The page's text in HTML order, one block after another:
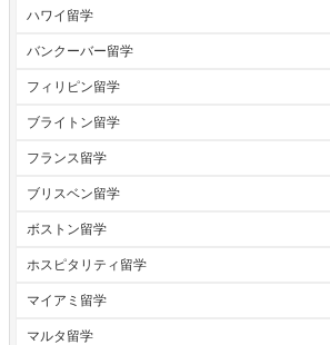
ハワイ留学
バンクーバー留学
フィリピン留学
ブライトン留学
フランス留学
ブリスベン留学
ボストン留学
ホスピタリティ留学
マイアミ留学
マルタ留学